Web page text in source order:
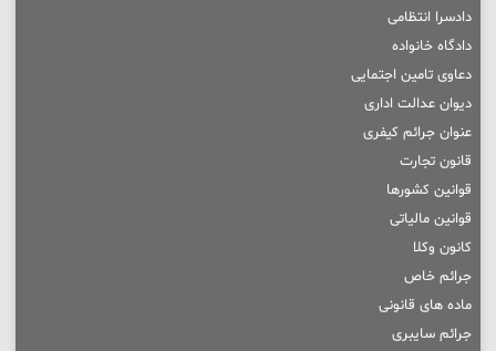
دادسرا انتظامی
دادگاه خانواده
دعاوی تامین اجتمایی
دیوان عدالت اداری
عنوان جرائم کیفری
قانون تجارت
قوانین کشورها
قوانین مالیاتی
کانون وکلا
جرائم خاص
ماده های قانونی
جرائم سایبری